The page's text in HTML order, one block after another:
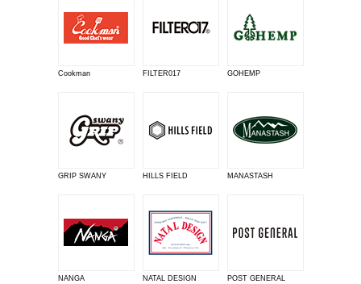
Cookman FILTER017 GOHEMP
GRIP SWANY HILLS FIELD MANASTASH
NANGA NATAL DESIGN POST GENERAL